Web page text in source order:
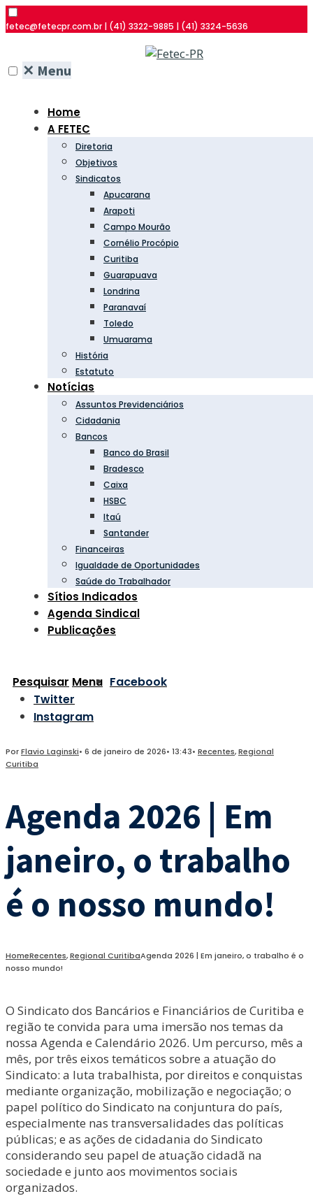
fetec@fetecpr.com.br | (41) 3322-9885 | (41) 3324-5636
✕ Menu
Home
A FETEC
Diretoria
Objetivos
Sindicatos
Apucarana
Arapoti
Campo Mourão
Cornélio Procópio
Curitiba
Guarapuava
Londrina
Paranavaí
Toledo
Umuarama
História
Estatuto
Notícias
Assuntos Previdenciários
Cidadania
Bancos
Banco do Brasil
Bradesco
Caixa
HSBC
Itaú
Santander
Financeiras
Igualdade de Oportunidades
Saúde do Trabalhador
Sítios Indicados
Agenda Sindical
Publicações
Pesquisar Menu Facebook
Twitter
Instagram
PorFlavio Laginski• 6 de janeiro de 2026• 13:43• Recentes,Regional
Curitiba
Agenda 2026 | Em
janeiro, o trabalho
é o nosso mundo!
HomeRecentes,Regional CuritibaAgenda 2026 | Em janeiro, o trabalho é o
nosso mundo!
O Sindicato dos Bancários e Financiários de Curitiba e
região te convida para uma imersão nos temas da
nossa Agenda e Calendário 2026. Um percurso, mês a
mês, por três eixos temáticos sobre a atuação do
Sindicato: a luta trabalhista, por direitos e conquistas
mediante organização, mobilização e negociação; o
papel político do Sindicato na conjuntura do país,
especialmente nas transversalidades das políticas
públicas; e as ações de cidadania do Sindicato
considerando seu papel de atuação cidadã na
sociedade e junto aos movimentos sociais
organizados.